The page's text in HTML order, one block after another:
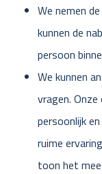
We nemen
kunnen de
persoon
We kunnen
vragen.
persoonlijk
ruime
toon het